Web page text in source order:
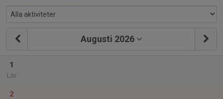
Augusti 2026
1
Lör
2